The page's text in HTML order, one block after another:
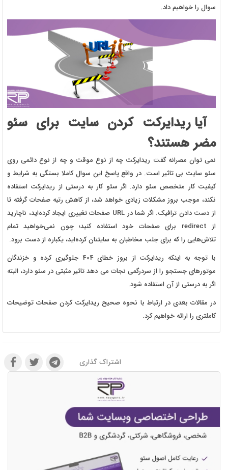
سوال را خواهیم داد.
آیا ریدایرکت‌ کردن سایت برای سئو
مضر هستند؟
نمی توان مصرانه گفت ریدایرکت چه از نوع موقت و چه از نوع دائمی روی
سئو سایت بی تاثیر است. در واقع پاسخ این سوال کاملا بستگی به شرایط و
کیفیت کار متخصص سئو دارد. اگر سئو کار به درستی از ریدایرکت استفاده
نکند، موجب بروز مشکلات زیادی خواهد شد، از کاهش رتبه صفحات گرفته تا
از دست دادن ترافیک. اگر شما در URL صفحات تغییری ایجاد کرده‌اید، ناچارید
از redirect برای صفحات خود استفاده کنید؛ چون نمی‌خواهید تمام
تلاش‌هایی را که برای جلب مخاطبان به سایتتان کرده‌اید، یکباره از دست برود.
با توجه به اینکه ریدایرکت از بروز خطای 404 جلوگیری کرده و خزندگان
موتورهای جستجو را از سردرگمی نجات می دهد تاثیر مثبتی در سئو دارد، البته
اگر به درستی از آن استفاده شود.
در مقالات بعدی در ارتباط با نحوه صحیح ریدایرکت کردن صفحات توضیحات
کاملتری را ارائه خواهیم کرد.
اشتراک گذاری